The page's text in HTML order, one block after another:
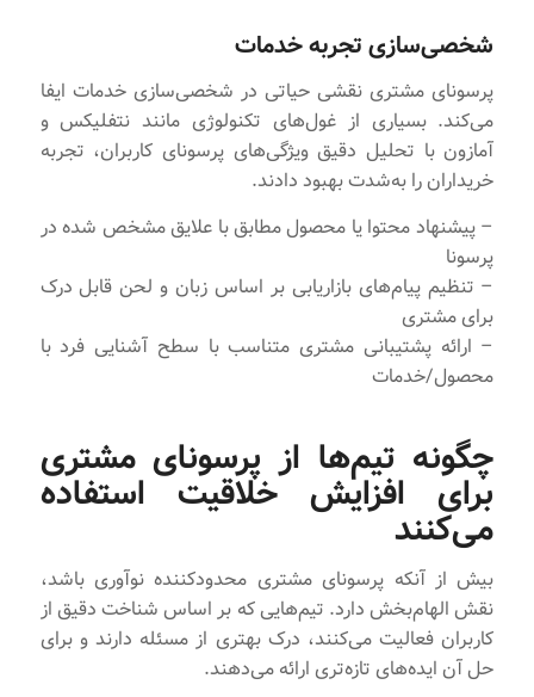
شخصی‌سازی تجربه خدمات
پرسونای مشتری نقشی حیاتی در شخصی‌سازی خدمات ایفا
می‌کند. بسیاری از غول‌های تکنولوژی مانند نتفلیکس و
آمازون با تحلیل دقیق ویژگی‌های پرسونای کاربران، تجربه
خریداران را به‌شدت بهبود دادند.
– پیشنهاد محتوا یا محصول مطابق با علایق مشخص شده در
پرسونا
– تنظیم پیام‌های بازاریابی بر اساس زبان و لحن قابل درک
برای مشتری
– ارائه پشتیبانی مشتری متناسب با سطح آشنایی فرد با
محصول/خدمات
چگونه تیم‌ها از پرسونای مشتری
برای افزایش خلاقیت استفاده
می‌کنند
بیش از آنکه پرسونای مشتری محدودکننده نوآوری باشد،
نقش الهام‌بخش دارد. تیم‌هایی که بر اساس شناخت دقیق از
کاربران فعالیت می‌کنند، درک بهتری از مسئله دارند و برای
حل آن ایده‌های تازه‌تری ارائه می‌دهند.